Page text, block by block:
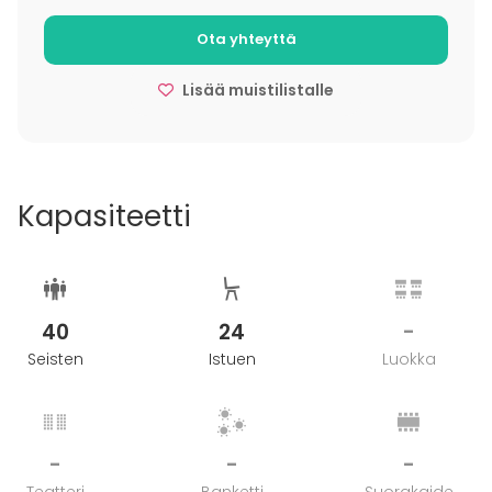
Ota yhteyttä
Lisää muistilistalle
Kapasiteetti
40
Seisten
24
Istuen
-
Luokka
- - -